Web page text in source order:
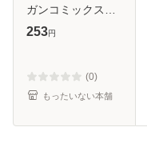
ガンコミックス
pixiv） / はくり /
【メール便送料無
料】
253円
(0)
もったいない本舗